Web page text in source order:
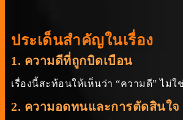
ประเด็นสำคัญในเรื่อง
1. ความดีที่ถูกบิดเบือน
เรื่องนี้สะท้อนให้เห็นว่า “ความดี” ไม่
2. ความอดทนและการตัดสินใจ